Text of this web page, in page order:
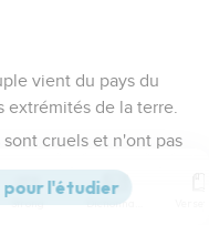
vient du pays du
extrémités de la terre.
cruels et n'ont pas
et, montés sur des
homme en bataille
Strong